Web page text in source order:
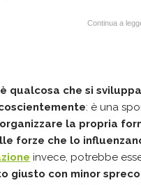
Continua a
è qualcosa che si
: è una
organizzare la propria
forze che lo
invece, potrebbe
giusto con minor